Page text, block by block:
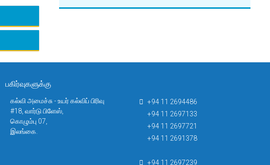
பகிர்வுகளுக்கு
கல்வி அமைச்சு - உயர் கல்விப் பிரிவு
#18, வார்டு பிளேஸ்,
கொழும்பு 07,
இலங்கை.
+94 11 2694486
+94 11 2697133
+94 11 2697721
+94 11 2691378
+94 11 2697239